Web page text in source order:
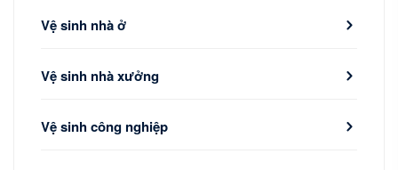
Vệ sinh nhà ở
Vệ sinh nhà xưởng
Vệ sinh công nghiệp